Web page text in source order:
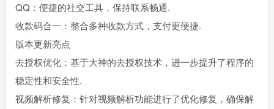
QQ：便捷的社交工具，保持联系畅通.
收款码合一：整合多种收款方式，支付更便捷.
版本更新亮点
去授权优化：基于大神的去授权技术，进一步提升了程序的
稳定性和安全性.
视频解析修复：针对视频解析功能进行了优化修复，确保解